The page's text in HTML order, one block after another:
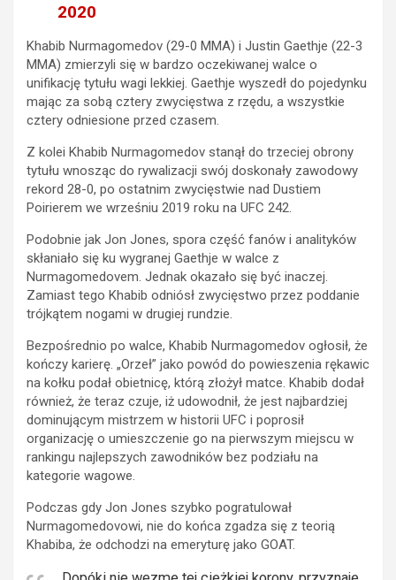
2020
Khabib Nurmagomedov (29-0 MMA) i Justin Gaethje (22-3
MMA) zmierzyli się w bardzo oczekiwanej walce o
unifikację tytułu wagi lekkiej. Gaethje wyszedł do pojedynku
mając za sobą cztery zwycięstwa z rzędu, a wszystkie
cztery odniesione przed czasem.
Z kolei Khabib Nurmagomedov stanął do trzeciej obrony
tytułu wnosząc do rywalizacji swój doskonały zawodowy
rekord 28-0, po ostatnim zwycięstwie nad Dustiem
Poirierem we wrześniu 2019 roku na UFC 242.
Podobnie jak Jon Jones, spora część fanów i analityków
skłaniało się ku wygranej Gaethje w walce z
Nurmagomedovem. Jednak okazało się być inaczej.
Zamiast tego Khabib odniósł zwycięstwo przez poddanie
trójkątem nogami w drugiej rundzie.
Bezpośrednio po walce, Khabib Nurmagomedov ogłosił, że
kończy karierę. „Orzeł” jako powód do powieszenia rękawic
na kołku podał obietnicę, którą złożył matce. Khabib dodał
również, że teraz czuje, iż udowodnił, że jest najbardziej
dominującym mistrzem w historii UFC i poprosił
organizację o umieszczenie go na pierwszym miejscu w
rankingu najlepszych zawodników bez podziału na
kategorie wagowe.
Podczas gdy Jon Jones szybko pogratulował
Nurmagomedovowi, nie do końca zgadza się z teorią
Khabiba, że odchodzi na emeryturę jako GOAT.